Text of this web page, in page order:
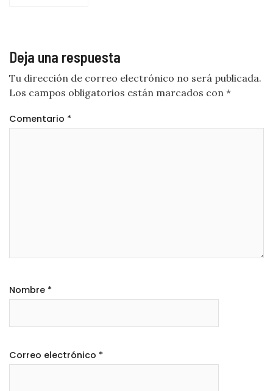
Deja una respuesta
Tu dirección de correo electrónico no será publicada.
Los campos obligatorios están marcados con *
Comentario *
Nombre *
Correo electrónico *